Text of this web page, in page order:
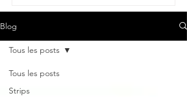
Blog
Tous les posts
Strips
Tous les posts